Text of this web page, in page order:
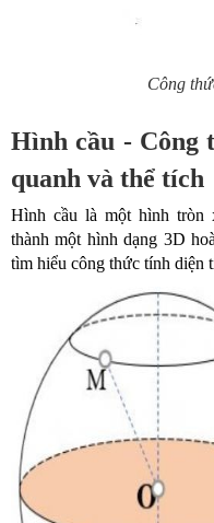
Công
Hình cầu - Công
quanh và thể tích
Hình cầu là một hình tròn
thành một hình dạng 3D
tìm hiểu công thức tính diện